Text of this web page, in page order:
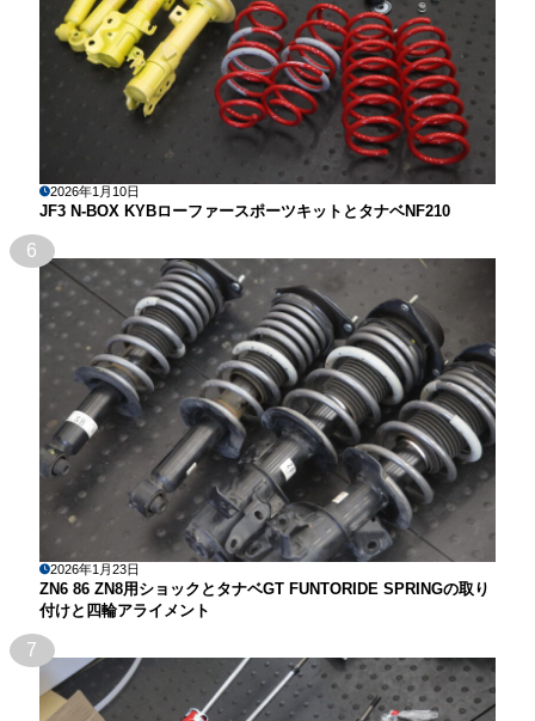
2026年1月10日
JF3 N-BOX KYBローファースポーツキットとタナベNF210
6
2026年1月23日
ZN6 86 ZN8用ショックとタナベGT FUNTORIDE SPRINGの取り
付けと四輪アライメント
7